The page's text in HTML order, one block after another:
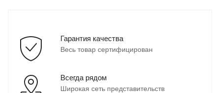
Гарантия качества
Весь товар сертифицирован
Всегда рядом
Широкая сеть представительств